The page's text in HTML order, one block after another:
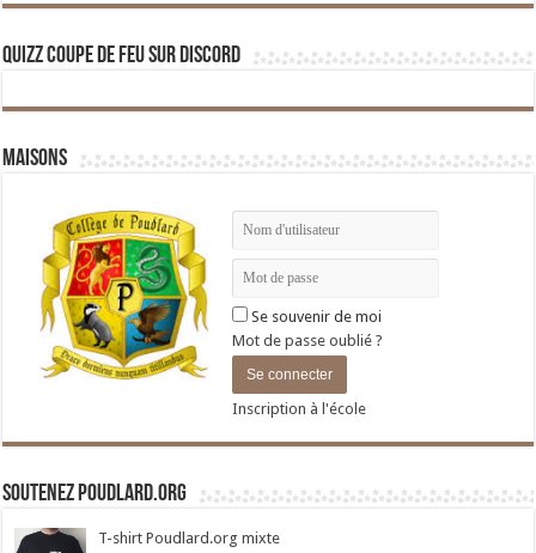
Quizz Coupe de Feu sur Discord
Maisons
Se souvenir de moi
Mot de passe oublié ?
Inscription à l'école
Soutenez Poudlard.org
T-shirt Poudlard.org mixte